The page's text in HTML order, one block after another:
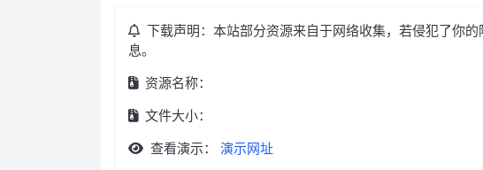
下载声明：本站部分资源来自于网络收集，若侵犯了你
息。
资源名称：
文件大小：
查看演示：
演示网址